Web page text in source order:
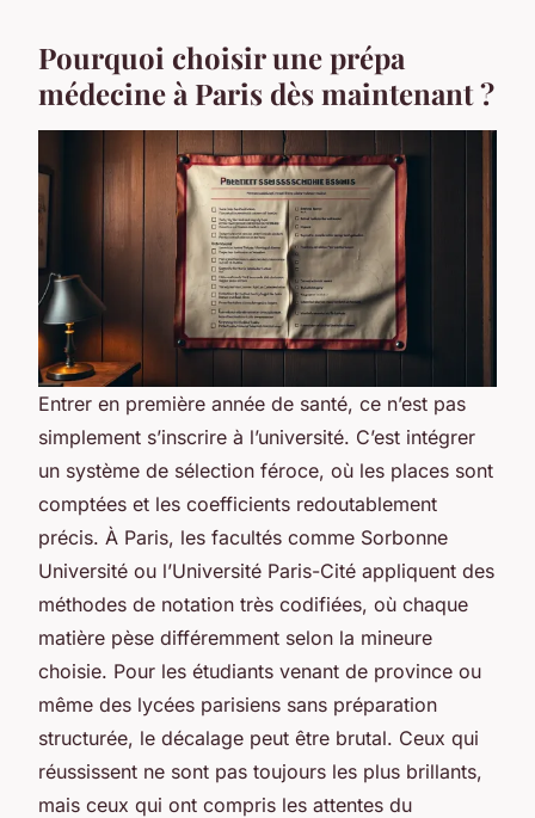
Pourquoi choisir une prépa
médecine à Paris dès maintenant ?
Entrer en première année de santé, ce n’est pas
simplement s’inscrire à l’université. C’est intégrer
un système de sélection féroce, où les places sont
comptées et les coefficients redoutablement
précis. À Paris, les facultés comme Sorbonne
Université ou l’Université Paris-Cité appliquent des
méthodes de notation très codifiées, où chaque
matière pèse différemment selon la mineure
choisie. Pour les étudiants venant de province ou
même des lycées parisiens sans préparation
structurée, le décalage peut être brutal. Ceux qui
réussissent ne sont pas toujours les plus brillants,
mais ceux qui ont compris les attentes du